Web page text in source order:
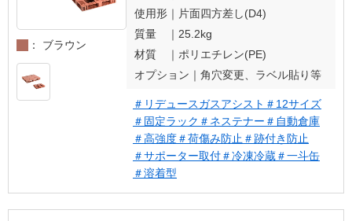
： ブラウン
使用形｜ 片面四方差し(D4)
質量 ｜ 25.2kg
材質 ｜ ポリエチレン(PE)
オプション｜ 角穴変更、ラベル貼り等
＃リデュースガスアシスト ＃12サイズ
＃固定ラック ＃ネステナー ＃自動倉庫
＃高強度＃荷傷み防止 ＃跡付き防止
＃サポーター取付＃冷凍冷蔵＃一斗缶
＃溶着型